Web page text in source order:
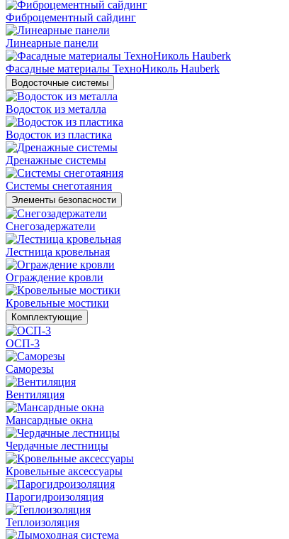
Фиброцементный сайдинг
Линеарные панели
Фасадные материалы ТехноНиколь Hauberk
Водосточные системы
Водосток из металла
Водосток из пластика
Дренажные системы
Системы снеготаяния
Элементы безопасности
Снегозадержатели
Лестница кровельная
Ограждение кровли
Кровельные мостики
Комплектующие
ОСП-3
Саморезы
Вентиляция
Мансардные окна
Чердачные лестницы
Кровельные аксессуары
Парогидроизоляция
Теплоизоляция